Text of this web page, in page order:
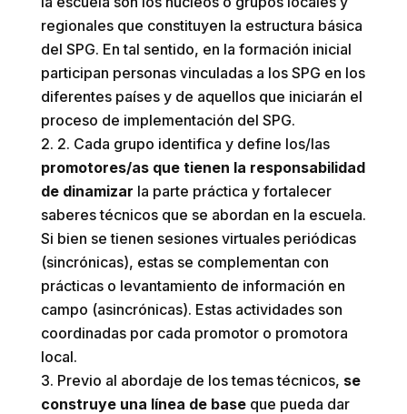
regionales que constituyen la estructura básica
del SPG. En tal sentido, en la formación inicial
participan personas vinculadas a los SPG en los
diferentes países y de aquellos que iniciarán el
proceso de implementación del SPG.
2. Cada grupo identifica y define los/las
promotores/as que tienen la responsabilidad
de dinamizar la parte práctica y fortalecer
saberes técnicos que se abordan en la escuela.
Si bien se tienen sesiones virtuales periódicas
(sincrónicas), estas se complementan con
prácticas o levantamiento de información en
campo (asincrónicas). Estas actividades son
coordinadas por cada promotor o promotora
local.
Previo al abordaje de los temas técnicos, se
construye una línea de baseque pueda dar